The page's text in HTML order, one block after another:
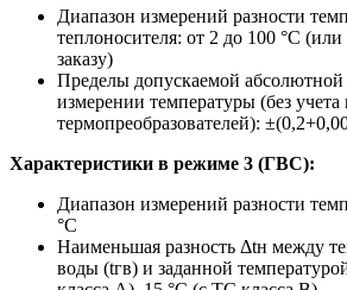
Диапазон измерений разности
теплоносителя: от 2 до 100 °C
заказу)
Пределы допускаемой
измерении температуры (без
термопреобразователей):
Характеристики в режиме 3 (ГВС):
Диапазон измерений разности
°C
Наименьшая разность Δtн между
воды (tгв) и заданной